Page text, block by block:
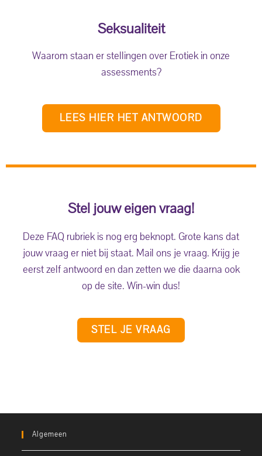
Seksualiteit
Waarom staan er stellingen over Erotiek in onze
assessments?
LEES HIER HET ANTWOORD
Stel jouw eigen vraag!
Deze FAQ rubriek is nog erg beknopt. Grote kans dat
jouw vraag er niet bij staat. Mail ons je vraag. Krijg je
eerst zelf antwoord en dan zetten we die daarna ook
op de site. Win-win dus!
STEL JE VRAAG
Algemeen